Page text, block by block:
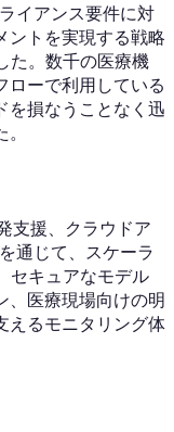
イアンス要件に対
ントを実現する戦略
た。数千の医療機
ローで利用している
を損なうことなく迅
支援、クラウドア
通じて、スケーラ
セキュアなモデル
、医療現場向けの明
えるモニタリング体